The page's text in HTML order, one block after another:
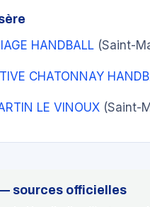
HANDBALL (Saint-
CHATONNAY
LE VINOUX (Saint-
sources officielles